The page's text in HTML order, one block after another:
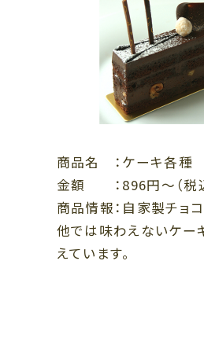
PLAZA11:00～
PLAZA11:00～22:30
ビューティー＆スクールフロアENT11:00
※一部店舗により営業時間が異なります。
お問い合わせ｜TEL：06-6343-7500
（受
商品名 ：ケーキ各種
金額 ：896円～（税
商品情報：自家製チョコ
他では味わえないケー
えています。